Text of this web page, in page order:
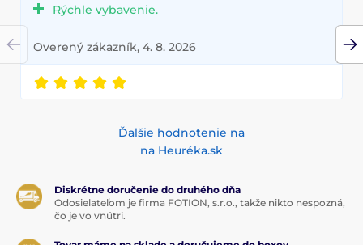
Rýchle vybavenie.
Overený zákazník, 4. 8. 2026
Ďalšie hodnotenie na
na Heuréka.sk
Diskrétne doručenie do druhého dňa
Odosielateľom je firma FOTION, s.r.o., takže nikto nespozná,
čo je vo vnútri.